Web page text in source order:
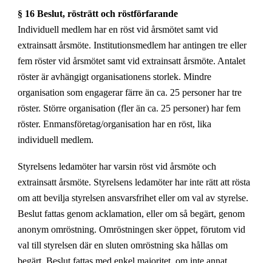
§ 16 Beslut, rösträtt och röstförfarande
Individuell medlem har en röst vid årsmötet samt vid
extrainsatt årsmöte. Institutionsmedlem har antingen tre eller
fem röster vid årsmötet samt vid extrainsatt årsmöte. Antalet
röster är avhängigt organisationens storlek. Mindre
organisation som engagerar färre än ca. 25 personer har tre
röster. Större organisation (fler än ca. 25 personer) har fem
röster. Enmansföretag/organisation har en röst, lika
individuell medlem.
Styrelsens ledamöter har varsin röst vid årsmöte och
extrainsatt årsmöte. Styrelsens ledamöter har inte rätt att rösta
om att bevilja styrelsen ansvarsfrihet eller om val av styrelse.
Beslut fattas genom acklamation, eller om så begärt, genom
anonym omröstning. Omröstningen sker öppet, förutom vid
val till styrelsen där en sluten omröstning ska hållas om
begärt. Beslut fattas med enkel majoritet, om inte annat